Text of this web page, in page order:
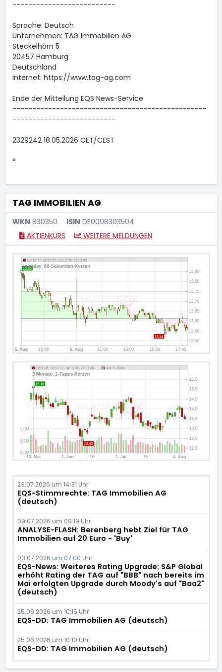
--------------------------
Sprache: Deutsch
Unternehmen: TAG Immobilien AG
Steckelhörn 5
20457 Hamburg
Deutschland
Internet: https://www.tag-ag.com
Ende der Mitteilung EQS News-Service
-------------------------------------------------
--------------------------
2329242 18.05.2026 CET/CEST
°
TAG IMMOBILIEN AG
WKN 830350 ISIN DE0008303504
AKTIENKURS
WEITERE MELDUNGEN
23.07.2026 um 14:31 Uhr
EQS-Stimmrechte: TAG Immobilien AG
(deutsch)
09.07.2026 um 09:19 Uhr
ANALYSE-FLASH: Berenberg hebt Ziel für TAG
Immobilien auf 20 Euro - 'Buy'
03.07.2026 um 07:00 Uhr
EQS-News: Weiteres Rating Upgrade: S&P Global
erhöht Rating der TAG auf "BBB" nach bereits im
Mai erfolgten Upgrade durch Moody's auf "Baa2"
(deutsch)
25.06.2026 um 10:15 Uhr
EQS-DD: TAG Immobilien AG (deutsch)
25.06.2026 um 10:10 Uhr
EQS-DD: TAG Immobilien AG (deutsch)